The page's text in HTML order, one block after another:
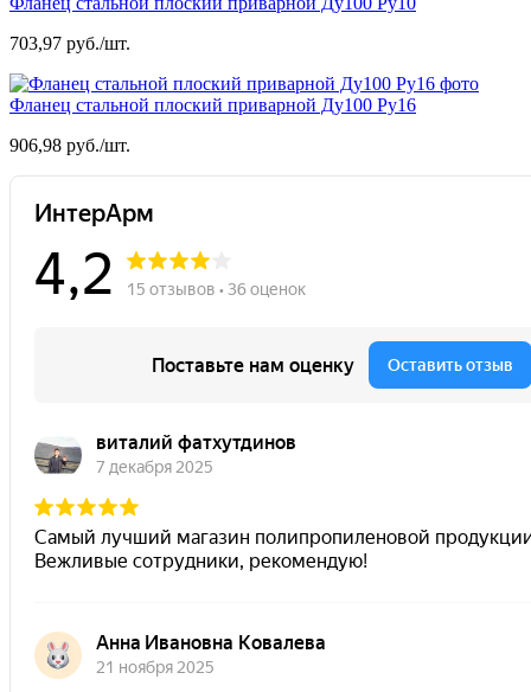
703,97 руб./шт.
Фланец стальной плоский приварной Ду100 Ру16
906,98 руб./шт.